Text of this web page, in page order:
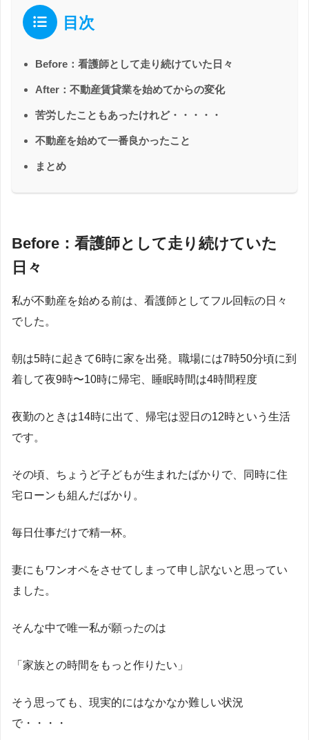
目次
Before：看護師として走り続けていた日々
After：不動産賃貸業を始めてからの変化
苦労したこともあったけれど・・・・・
不動産を始めて一番良かったこと
まとめ
Before：看護師として走り続けていた
日々
私が不動産を始める前は、看護師としてフル回転の日々
でした。
朝は5時に起きて6時に家を出発。職場には7時50分頃に到
着して夜9時〜10時に帰宅、睡眠時間は4時間程度
夜勤のときは14時に出て、帰宅は翌日の12時という生活
です。
その頃、ちょうど子どもが生まれたばかりで、同時に住
宅ローンも組んだばかり。
毎日仕事だけで精一杯。
妻にもワンオペをさせてしまって申し訳ないと思ってい
ました。
そんな中で唯一私が願ったのは
「家族との時間をもっと作りたい」
そう思っても、現実的にはなかなか難しい状況
で・・・・